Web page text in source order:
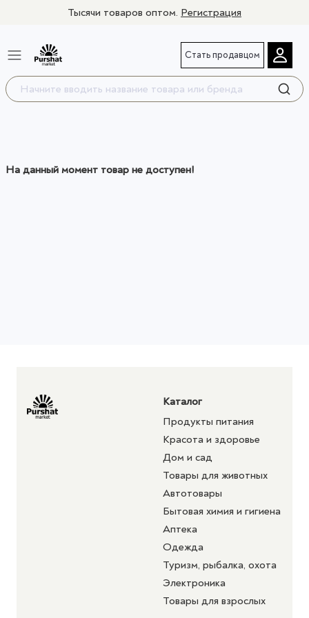
Тысячи товаров оптом. Регистрация
Стать продавцом
На данный момент товар не доступен!
Каталог
Продукты питания
Красота и здоровье
Дом и сад
Товары для животных
Автотовары
Бытовая химия и гигиена
Аптека
Одежда
Туризм, рыбалка, охота
Электроника
Товары для взрослых